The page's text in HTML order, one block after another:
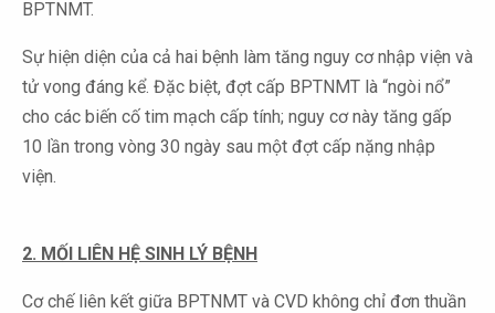
BPTNMT.
Sự hiện diện của cả hai bệnh làm tăng nguy cơ nhập viện và
tử vong đáng kể. Đặc biệt, đợt cấp BPTNMT là “ngòi nổ”
cho các biến cố tim mạch cấp tính; nguy cơ này tăng gấp
10 lần trong vòng 30 ngày sau một đợt cấp nặng nhập
viện.
2. MỐI LIÊN HỆ SINH LÝ BỆNH
Cơ chế liên kết giữa BPTNMT và CVD không chỉ đơn thuần